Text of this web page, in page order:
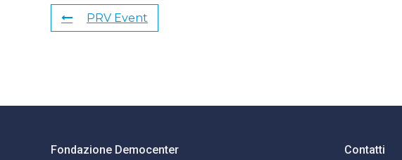
PRV Event
Fondazione Democenter Contatti